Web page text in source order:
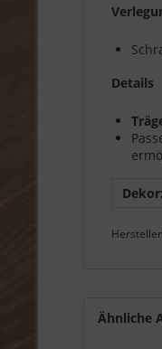
Details
Dekor:
Ähnliche